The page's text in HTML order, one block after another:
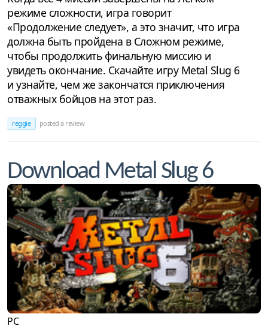
режиме сложности, игра говорит
«Продолжение следует», а это значит, что игра
должна быть пройдена в Сложном режиме,
чтобы продолжить финальную миссию и
увидеть окончание. Скачайте игру Metal Slug 6
и узнайте, чем же закончатся приключения
отважных бойцов на этот раз.
reggie posted a review
Download Metal Slug 6
PC